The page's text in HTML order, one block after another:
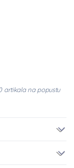
artikala na popustu